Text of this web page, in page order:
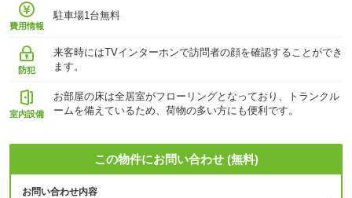
費用情報
駐車場1台無料
防犯
来客時にはTVインターホンで訪問者の顔を確認することができ
ます。
室内設備
お部屋の床は全居室がフローリングとなっており、トランクル
ームを備えているため、荷物の多い方にも便利です。
この物件にお問い合わせ (無料)
お問い合わせ内容